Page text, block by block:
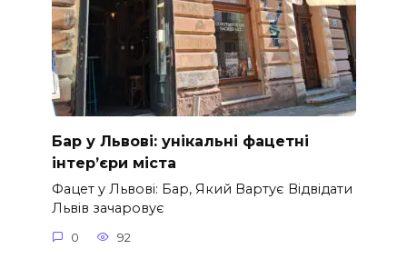
Бар у Львові: унікальні фацетні
інтер’єри міста
Фацет у Львові: Бар, Який Вартує Відвідати
Львів зачаровує
0 92